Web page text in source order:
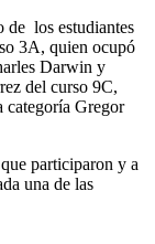
de los estudiantes
3A, quien ocupó
Darwin y
del curso 9C,
categoría Gregor
participaron y a
una de las